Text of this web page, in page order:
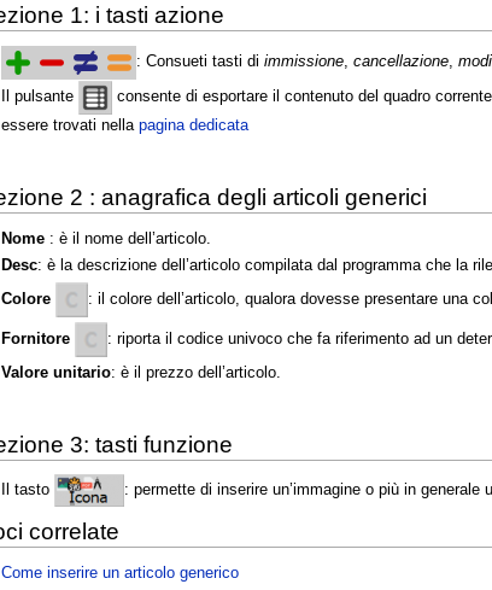
1: i tasti azione
: Consueti tasti di immissione, cancellazione,
Il pulsante
consente di esportare il contenuto del quadro
essere trovati nella pagina dedicata
2 : anagrafica degli articoli generici
Nome : è il nome dell’articolo.
Desc: è la descrizione dell’articolo compilata dal programma che la
Colore
: il colore dell’articolo, qualora dovesse presentare una
Fornitore
: riporta il codice univoco che fa riferimento ad un
Valore unitario: è il prezzo dell’articolo.
3: tasti funzione
Il tasto : permette di inserire un’immagine o più in generale
correlate
Come inserire un articolo generico